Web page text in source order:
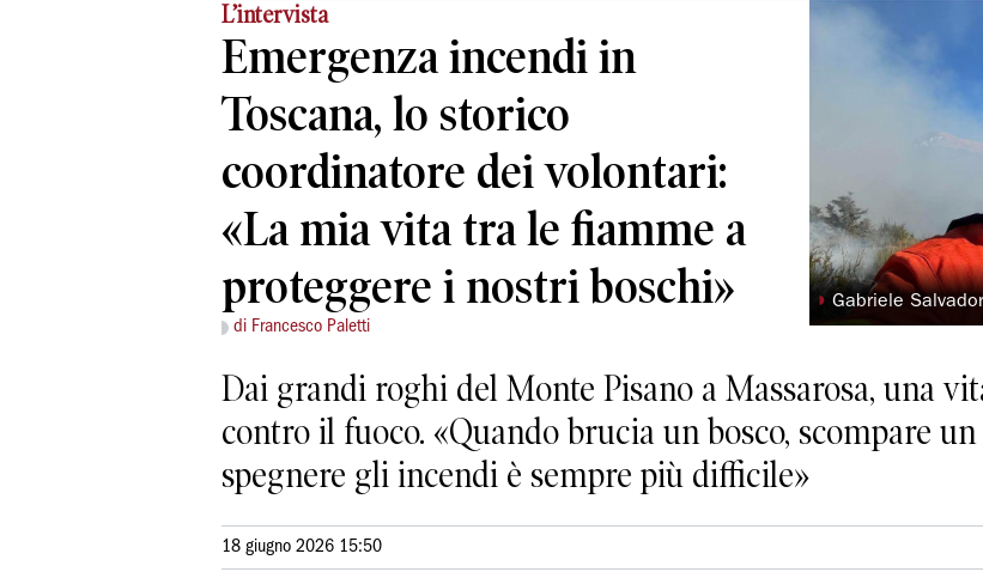
L’intervista
Emergenza incendi in
Toscana, lo storico
coordinatore dei volontari:
«La mia vita tra le fiamme a
proteggere i nostri boschi»
di Francesco Paletti
◗ Gabriele
Dai grandi roghi del Monte Pisano a Massarosa, una
contro il fuoco. «Quando brucia un bosco, scompare
spegnere gli incendi è sempre più difficile»
18 giugno 2026 15:50